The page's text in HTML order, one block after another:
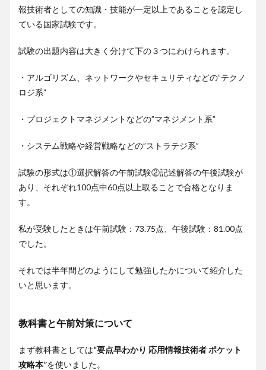
報技術者としての知識・技能が一定以上であることを認定し
ている国家試験です。
試験の出題内容は大きく分けて下の３つにわけられます。
・アルゴリズム、ネットワークやセキュリティなどの”テクノ
ロジ系”
・プロジェクトマネジメントなどの”マネジメント系”
・システム戦略や経営戦略などの”ストラテジ系”
試験の形式は①選択解答の午前試験②記述解答の午後試験が
あり、それぞれ100点中60点以上取ることで合格となりま
す。
私が受験したときは午前試験：73.75点、午後試験：81.00点
でした。
それでは半年間どのようにして勉強したかについて紹介した
いと思います。
教科書と午前対策について
まず教科書としては“要点早わかり 応用情報技術者 ポケット
攻略本”を使いました。